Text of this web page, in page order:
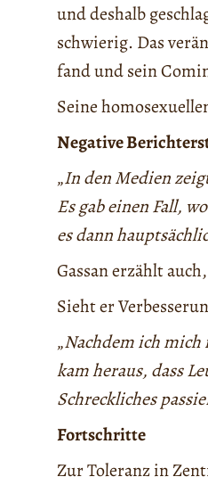
und deshalb
schwierig. Das
fand und sein
Seine
Negative
„In den Medien
Es gab einen Fall,
es dann
Gassan erzählt
Sieht er
„Nachdem ich mich
kam heraus, dass
Schreckliches
Fortschritte
Zur Toleranz in